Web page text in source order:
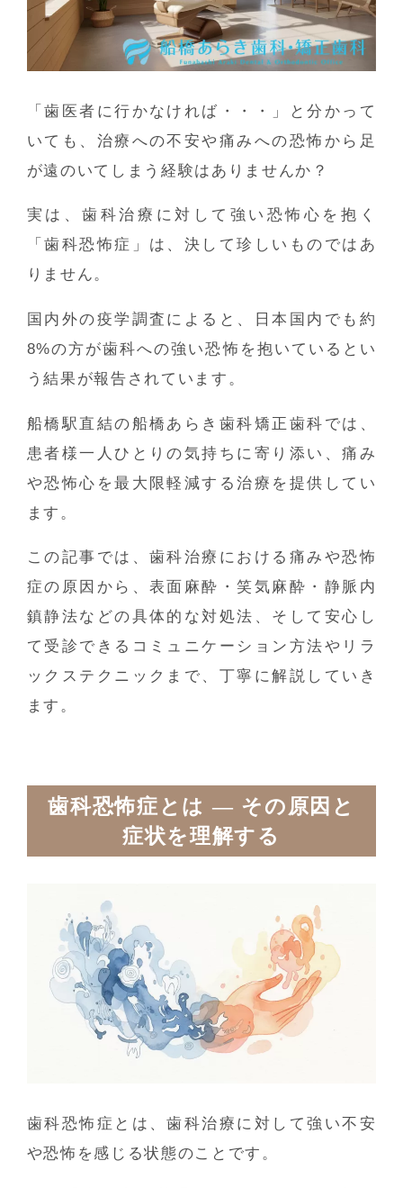
「歯医者に行かなければ・・・」と分かって
いても、治療への不安や痛みへの恐怖から足
が遠のいてしまう経験はありませんか？
実は、歯科治療に対して強い恐怖心を抱く
「歯科恐怖症」は、決して珍しいものではあ
りません。
国内外の疫学調査によると、日本国内でも約
8%の方が歯科への強い恐怖を抱いているとい
う結果が報告されています。
船橋駅直結の船橋あらき歯科矯正歯科では、
患者様一人ひとりの気持ちに寄り添い、痛み
や恐怖心を最大限軽減する治療を提供してい
ます。
この記事では、歯科治療における痛みや恐怖
症の原因から、表面麻酔・笑気麻酔・静脈内
鎮静法などの具体的な対処法、そして安心し
て受診できるコミュニケーション方法やリラ
ックステクニックまで、丁寧に解説していき
ます。
歯科恐怖症とは ― その原因と
症状を理解する
歯科恐怖症とは、歯科治療に対して強い不安
や恐怖を感じる状態のことです。